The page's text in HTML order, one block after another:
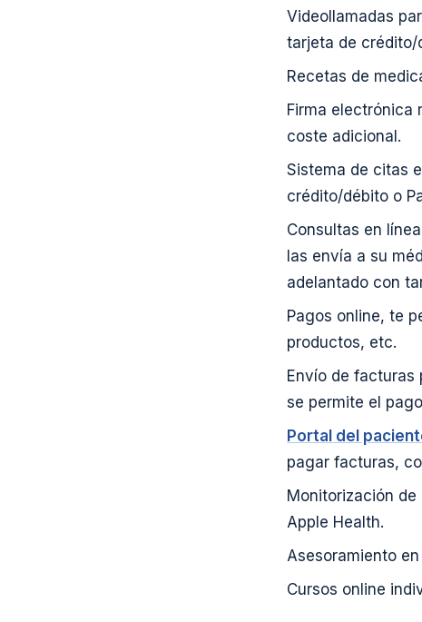
Videollamadas
tarjeta de crédito/
Recetas de
Firma electrónica
coste adicional.
Sistema de citas
crédito/débito o
Consultas en
las envía a su
adelantado con
Pagos online, te
productos, etc.
Envío de
se permite el
Portal del
pagar facturas,
Monitorización
Apple Health.
Asesoramiento
Cursos online